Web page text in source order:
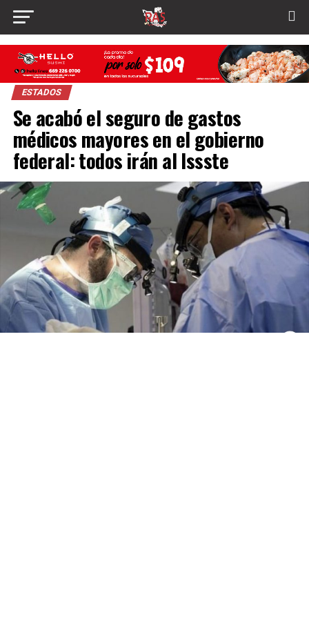
ESTADOS
Se acabó el seguro de gastos
médicos mayores en el gobierno
federal: todos irán al Issste